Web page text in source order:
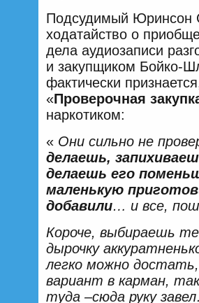
Подсудимый Юринсон
ходатайство о
дела аудиозаписи
и закупщиком Бойко-
фактически
«Проверочная
наркотиком:
« Они сильно не
делаешь,
делаешь его
маленькую
добавили… и все,
Короче, выбираешь
дырочку
легко можно
вариант в карман,
туда –сюда руку